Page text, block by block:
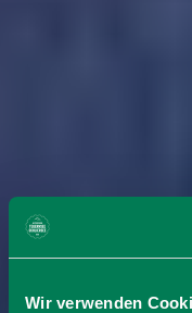
Wir verwenden